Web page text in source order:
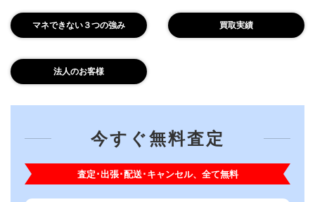
マネできない３つの強み 買取実績
法人のお客様
今すぐ無料査定
査定･出張･配送･キャンセル、全て無料